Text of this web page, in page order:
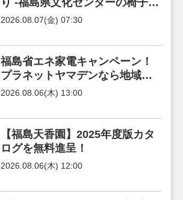
話-」福島県文化センターで開催
2026.08.07(金) 07:30
福島省エネ家電キャンペーン！
プラネットヤマデンなら地域協
力店特典でポイント2倍
2026.08.06(木) 13:00
【福島天香園】2025年度版カタ
ログを無料進呈！
2026.08.06(木) 12:00